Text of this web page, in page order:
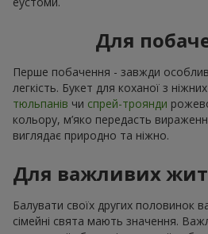
Для
Перше побачення - завжди
легкість. Букет для коханої з ніжних
тюльпанів чи спрей-троянди
кольору, м’яко передасть
виглядає природно та ніжно.
Для важливих
Балувати своїх других половинок
сімейні свята мають значення.